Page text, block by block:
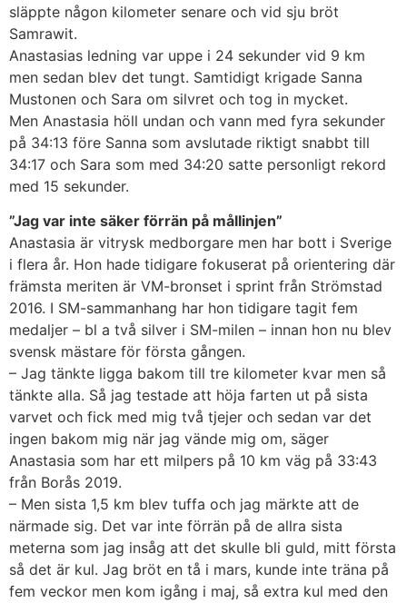
släppte någon kilometer senare och vid sju bröt
Samrawit.
Anastasias ledning var uppe i 24 sekunder vid 9 km
men sedan blev det tungt. Samtidigt krigade Sanna
Mustonen och Sara om silvret och tog in mycket.
Men Anastasia höll undan och vann med fyra sekunder
på 34:13 före Sanna som avslutade riktigt snabbt till
34:17 och Sara som med 34:20 satte personligt rekord
med 15 sekunder.
”Jag var inte säker förrän på mållinjen”
Anastasia är vitrysk medborgare men har bott i Sverige
i flera år. Hon hade tidigare fokuserat på orientering där
främsta meriten är VM-bronset i sprint från Strömstad
2016. I SM-sammanhang har hon tidigare tagit fem
medaljer – bl a två silver i SM-milen – innan hon nu blev
svensk mästare för första gången.
– Jag tänkte ligga bakom till tre kilometer kvar men så
tänkte alla. Så jag testade att höja farten ut på sista
varvet och fick med mig två tjejer och sedan var det
ingen bakom mig när jag vände mig om, säger
Anastasia som har ett milpers på 10 km väg på 33:43
från Borås 2019.
– Men sista 1,5 km blev tuffa och jag märkte att de
närmade sig. Det var inte förrän på de allra sista
meterna som jag insåg att det skulle bli guld, mitt första
så det är kul. Jag bröt en tå i mars, kunde inte träna på
fem veckor men kom igång i maj, så extra kul med den